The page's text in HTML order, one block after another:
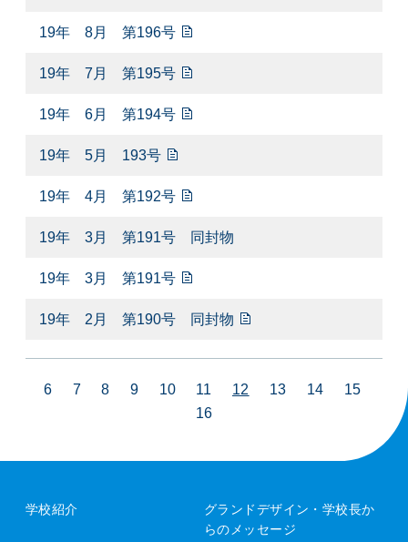
19年 8月 第196号
19年 7月 第195号
19年 6月 第194号
19年 5月 193号
19年 4月 第192号
19年 3月 第191号 同封物
19年 3月 第191号
19年 2月 第190号 同封物
6 7 8 9 10 11 12 13 14
15
16
学校紹介 グランドデザイン・ 学校長か
らのメッセージ